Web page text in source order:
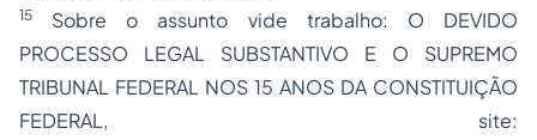
15
Sobre o assunto vide trabalho: O DEVIDO
PROCESSO LEGAL SUBSTANTIVO E O SUPREMO
TRIBUNAL FEDERAL NOS 15 ANOS DA CONSTITUIÇÃO
FEDERAL, site: